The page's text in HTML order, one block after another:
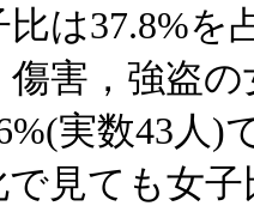
は37.8%を
害，強盗の
実数43人)
見ても女子